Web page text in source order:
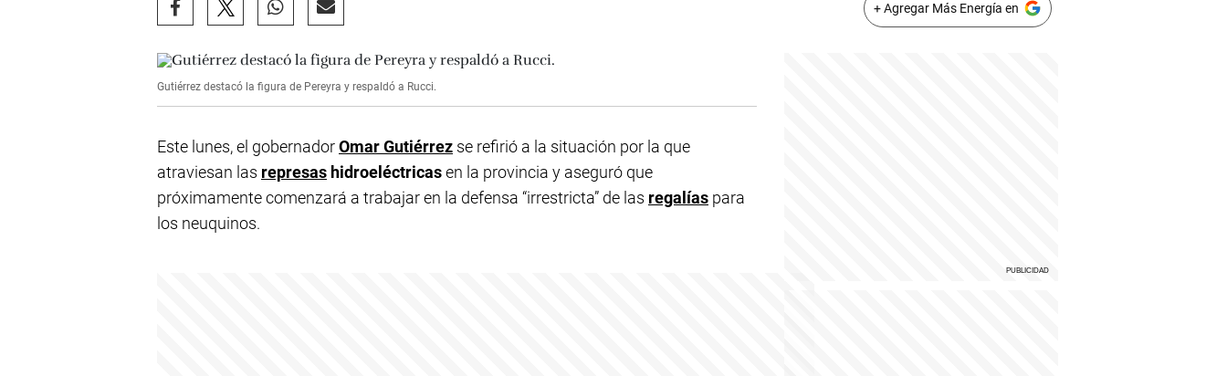
+ Agregar Más Energía en
Gutiérrez destacó la figura de Pereyra y respaldó a Rucci.
Este lunes, el gobernadorOmar Gutiérrez se refirió a la situación por la que
atraviesan las represas hidroeléctricasen la provincia y aseguró que
próximamente comenzará a trabajar en la defensa “irrestricta” de las regalías para
los neuquinos.